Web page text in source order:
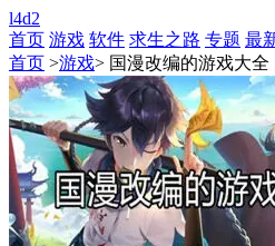
l4d2
首页 游戏 软件 求生之路 专题 最
首页 >游戏> 国漫改编的游戏大全